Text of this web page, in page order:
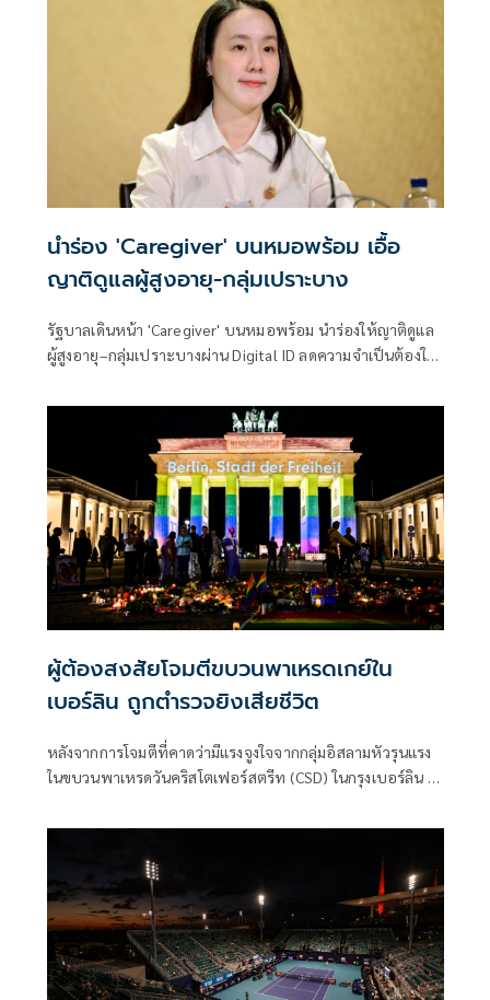
นำร่อง 'Caregiver' บนหมอพร้อม เอื้อ
ญาติดูแลผู้สูงอายุ-กลุ่มเปราะบาง
รัฐบาลเดินหน้า 'Caregiver' บนหมอพร้อม นำร่องให้ญาติดูแล
ผู้สูงอายุ–กลุ่มเปราะบางผ่าน Digital ID ลดความจำเป็นต้องใช้
ผู้ต้องสงสัยโจมตีขบวนพาเหรดเกย์ใน
เบอร์ลิน ถูกตำรวจยิงเสียชีวิต
หลังจากการโจมตีที่คาดว่ามีแรงจูงใจจากกลุ่มอิสลามหัวรุนแรง
ในขบวนพาเหรดวันคริสโตเฟอร์สตรีท (CSD) ในกรุงเบอร์ลิน ผู้